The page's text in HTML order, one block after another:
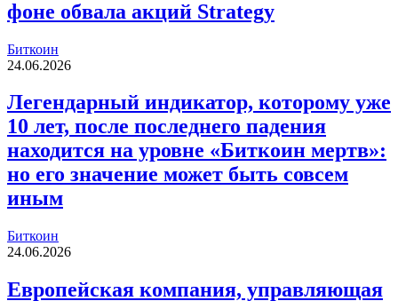
фоне обвала акций Strategy
Биткоин
24.06.2026
Легендарный индикатор, которому уже
10 лет, после последнего падения
находится на уровне «Биткоин мертв»:
но его значение может быть совсем
иным
Биткоин
24.06.2026
Европейская компания, управляющая